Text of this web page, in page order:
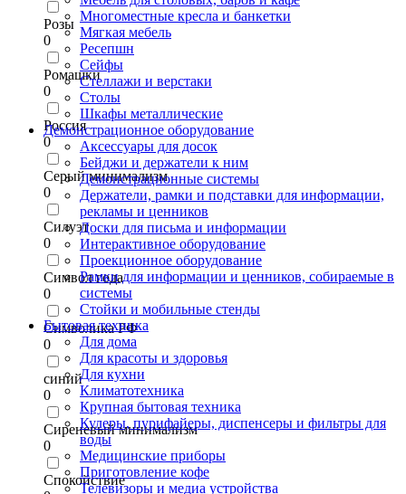
Розы
0
Ромашки
0
Россия
0
Серый минимализм
0
Силуэт
0
Символ года
0
Символика РФ
0
синий
0
Сиреневый минимализм
0
Спокойствие
Многоместные кресла и банкетки
Мягкая мебель
Ресепшн
Сейфы
Стеллажи и верстаки
Столы
Шкафы металлические
Демонстрационное оборудование
Аксессуары для досок
Бейджи и держатели к ним
Демонстрационные системы
Держатели, рамки и подставки для информации,
рекламы и ценников
Доски для письма и информации
Интерактивное оборудование
Проекционное оборудование
Рамки для информации и ценников, собираемые в
системы
Стойки и мобильные стенды
Бытовая техника
Для дома
Для красоты и здоровья
Для кухни
Климатотехника
Крупная бытовая техника
Кулеры, пурифайеры, диспенсеры и фильтры для
воды
Медицинские приборы
Приготовление кофе
Телевизоры и медиа устройства